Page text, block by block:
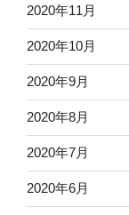
2020年11月
2020年10月
2020年9月
2020年8月
2020年7月
2020年6月